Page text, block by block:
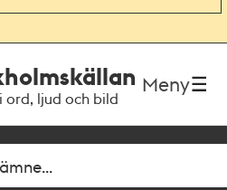
ord, ljud och bild
Meny